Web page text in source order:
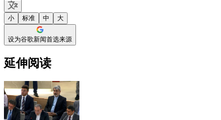
小 标准 中 大
设为谷歌新闻首选来源
延伸阅读